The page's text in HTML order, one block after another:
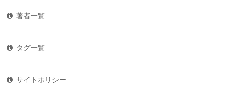
著者一覧
タグ一覧
サイトポリシー